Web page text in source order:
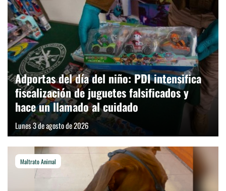
Adportas del día del niño: PDI intensifica
fiscalización de juguetes falsificados y
hace un llamado al cuidado
Lunes 3 de agosto de 2026
Maltrato Animal